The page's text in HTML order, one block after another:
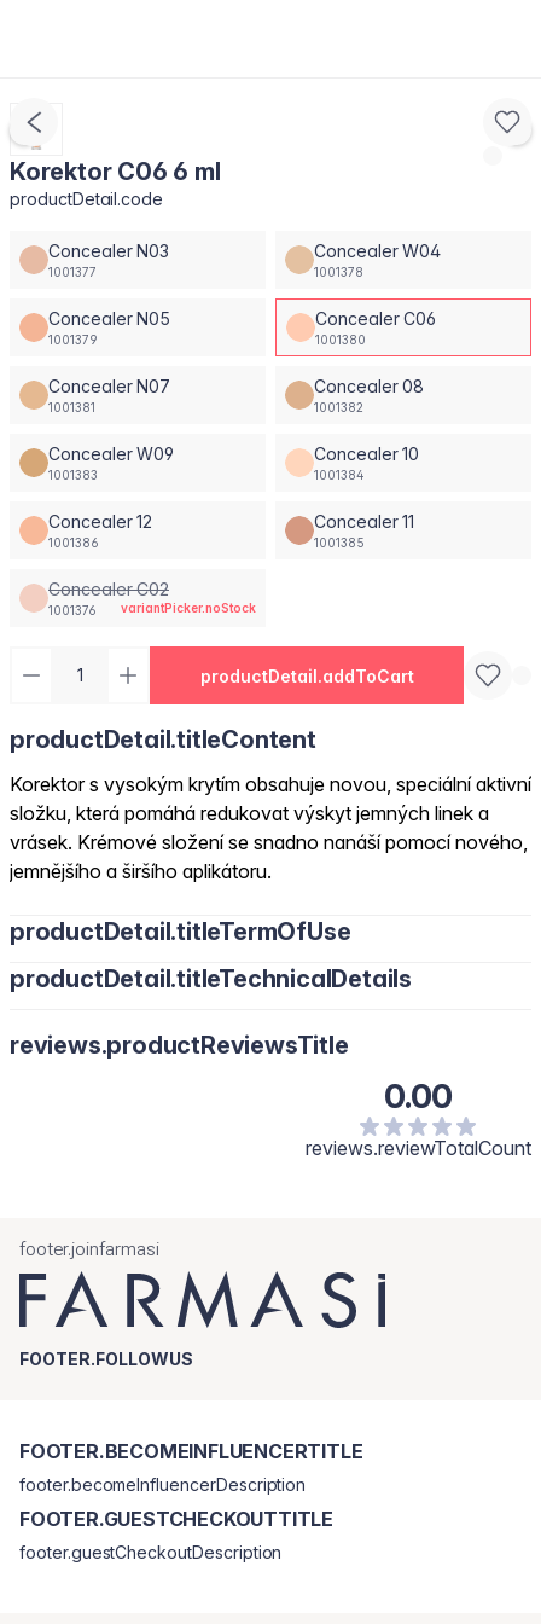
Korektor C06 6 ml
productDetail.code
Concealer N03
1001377
Concealer W04
1001378
Concealer N05
1001379
Concealer C06
1001380
Concealer N07
1001381
Concealer 08
1001382
Concealer W09
1001383
Concealer 10
1001384
Concealer 12
1001386
Concealer 11
1001385
Concealer C02
1001376 variantPicker.noStock
productDetail.addToCart
productDetail.titleContent
Korektor s vysokým krytím obsahuje novou, speciální aktivní
složku, která pomáhá redukovat výskyt jemných linek a
vrásek. Krémové složení se snadno nanáší pomocí nového,
jemnějšího a širšího aplikátoru.
productDetail.titleTermOfUse
productDetail.titleTechnicalDetails
reviews.productReviewsTitle
0.00
reviews.reviewTotalCount
footer.joinfarmasi
FOOTER.FOLLOWUS
FOOTER.BECOMEINFLUENCERTITLE
footer.becomeInfluencerDescription
FOOTER.GUESTCHECKOUTTITLE
footer.guestCheckoutDescription